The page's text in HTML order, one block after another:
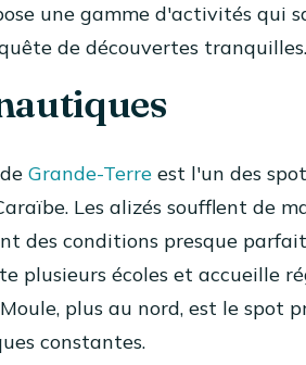
une gamme d'activités qui
de découvertes tranquilles.
Grande-Terre est l'un des
Les alizés soufflent de
des conditions presque
plusieurs écoles et accueille
plus au nord, est le spot
constantes.